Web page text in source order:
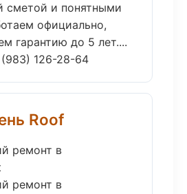
сметой и понятными
официально,
гарантию до 5 лет....
126-28-64
Roof
ремонт в
ремонт в